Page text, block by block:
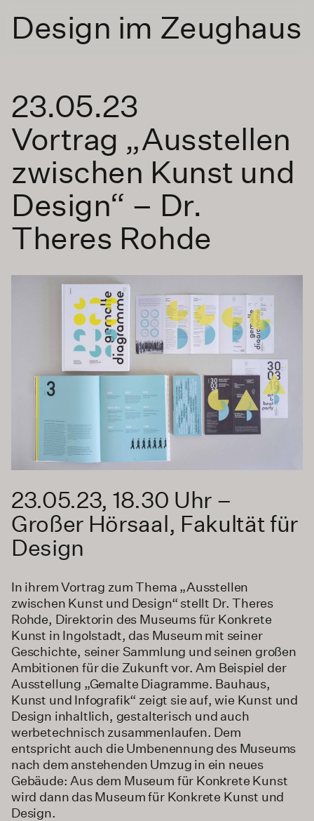
Design im Zeughaus
23.05.23
Vortrag „Ausstellen
zwischen Kunst und
Design“ – Dr.
Theres Rohde
23.05.23, 18.30 Uhr –
Großer Hörsaal, Fakultät für
Design
In ihrem Vortrag zum Thema „Ausstellen
zwischen Kunst und Design“ stellt Dr. Theres
Rohde, Direktorin des Museums für Konkrete
Kunst in Ingolstadt, das Museum mit seiner
Geschichte, seiner Sammlung und seinen großen
Ambitionen für die Zukunft vor. Am Beispiel der
Ausstellung „Gemalte Diagramme. Bauhaus,
Kunst und Infografik“ zeigt sie auf, wie Kunst und
Design inhaltlich, gestalterisch und auch
werbetechnisch zusammenlaufen. Dem
entspricht auch die Umbenennung des Museums
nach dem anstehenden Umzug in ein neues
Gebäude: Aus dem Museum für Konkrete Kunst
wird dann das Museum für Konkrete Kunst und
Design.